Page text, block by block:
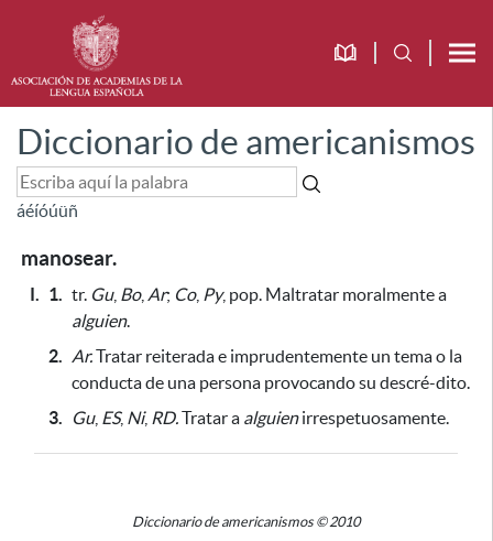
Diccionario de americanismos
áéíóúüñ
manosear.
I. 1. tr. Gu, Bo, Ar; Co, Py, pop. Maltratar moralmente a
alguien.
2. Ar.Tratar reiterada e imprudentemente un tema o la
conducta de una persona provocando su descré-dito.
3.
Gu, ES, Ni, RD.Tratar a alguienirrespetuosamente.
Diccionario de americanismos © 2010